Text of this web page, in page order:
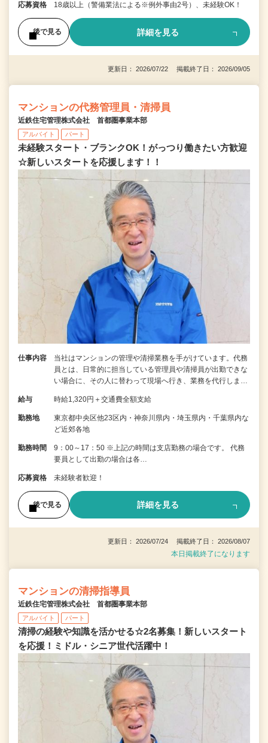
応募資格 18歳以上（警備業法による※例外事由2号）、未経験OK！
後で見る 詳細を見る
更新日： 2026/07/22 掲載終了日： 2026/09/05
マンションの代務管理員・清掃員
近鉄住宅管理株式会社 首都圏事業本部
アルバイト パート
未経験スタート・ブランクOK！がっつり働きたい方歓迎
☆新しいスタートを応援します！！
仕事内容
当社はマンションの管理や清掃業務を手がけています。代務
員とは、日常的に担当している管理員や清掃員が出勤できな
い場合に、その人に替わって現場へ行き、業務を代行しま…
給与 時給1,320円＋交通費全額支給
勤務地
東京都中央区他23区内・神奈川県内・埼玉県内・千葉県内な
ど近郊各地
勤務時間
9：00～17：50 ※上記の時間は支店勤務の場合です。 代務
要員として出勤の場合は各…
応募資格 未経験者歓迎！
後で見る 詳細を見る
更新日： 2026/07/24 掲載終了日： 2026/08/07
本日掲載終了になります
マンションの清掃指導員
近鉄住宅管理株式会社 首都圏事業本部
アルバイト パート
清掃の経験や知識を活かせる☆2名募集！新しいスタート
を応援！ミドル・シニア世代活躍中！